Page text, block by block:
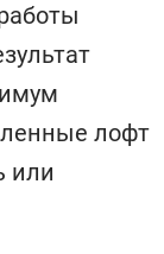
лофт
или